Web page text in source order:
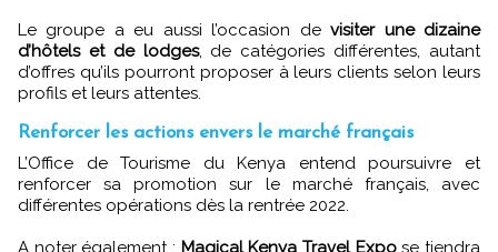
Le groupe a eu aussi l’occasion devisiter une dizaine
d’hôtels et de lodges, de catégories différentes, autant
d’offres qu’ils pourront proposer à leurs clients selon leurs
profils et leurs attentes.
Renforcer les actions envers le marché français
L’Office de Tourisme du Kenya entend poursuivre et
renforcer sa promotion sur le marché français, avec
différentes opérations dès la rentrée 2022.
A noter également : Magical Kenya Travel Expose tiendra